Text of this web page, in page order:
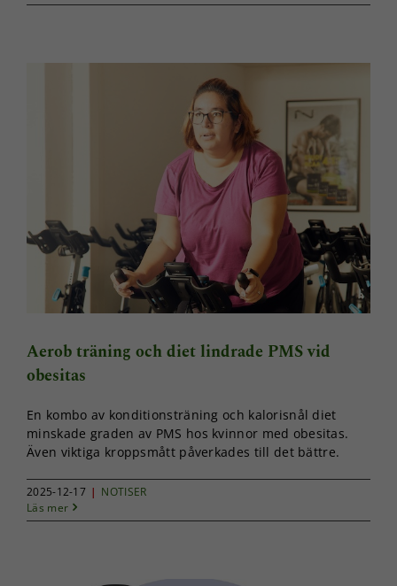
Aerob träning och diet lindrade PMS vid
obesitas
En kombo av konditionsträning och kalorisnål diet
minskade graden av PMS hos kvinnor med obesitas.
Även viktiga kroppsmått påverkades till det bättre.
2025-12-17 | NOTISER
Läs mer